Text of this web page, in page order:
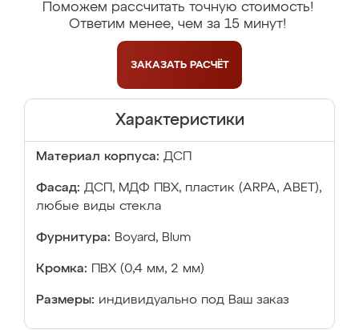
Поможем рассчитать точную стоимость!
Ответим менее, чем за 15 минут!
ЗАКАЗАТЬ РАСЧЁТ
Характеристики
Материал корпуса: ДСП
Фасад: ДСП, МДФ ПВХ, пластик (ARPA, ABET),
любые виды стекла
Фурнитура: Boyard, Blum
Кромка: ПВХ (0,4 мм, 2 мм)
Размеры: индивидуально под Ваш заказ